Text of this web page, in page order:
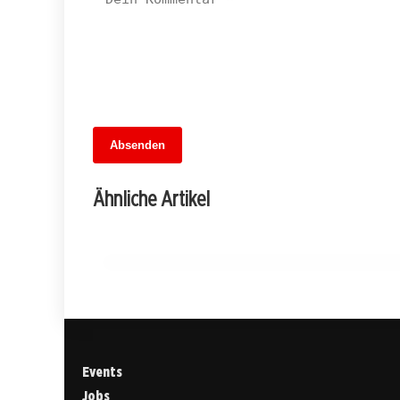
Absenden
Ähnliche Artikel
13. Juni 2026
Im Schatten der Großküche: Kreuzberger
Events
Jobs